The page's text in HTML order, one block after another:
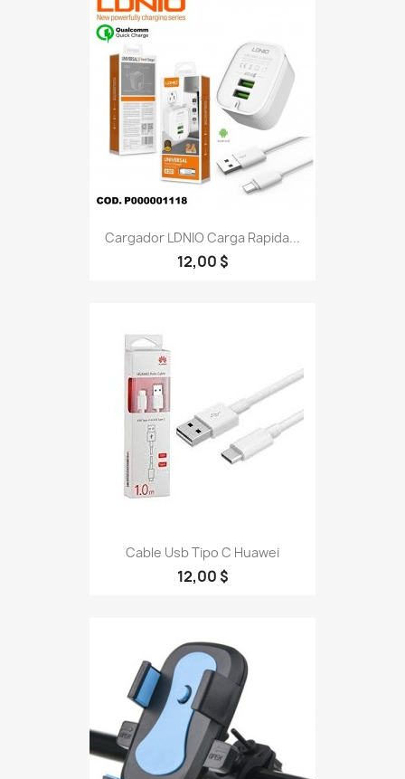
Cargador LDNIO Carga Rapida...
12,00 $
Cable Usb Tipo C Huawei
12,00 $